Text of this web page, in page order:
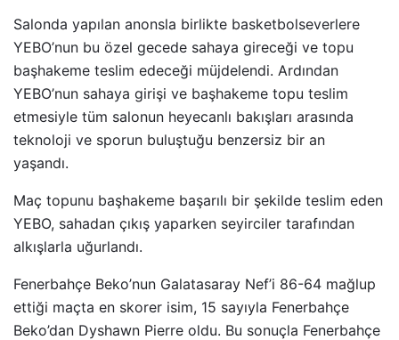
Salonda yapılan anonsla birlikte basketbolseverlere
YEBO’nun bu özel gecede sahaya gireceği ve topu
başhakeme teslim edeceği müjdelendi. Ardından
YEBO’nun sahaya girişi ve başhakeme topu teslim
etmesiyle tüm salonun heyecanlı bakışları arasında
teknoloji ve sporun buluştuğu benzersiz bir an
yaşandı.
Maç topunu başhakeme başarılı bir şekilde teslim eden
YEBO, sahadan çıkış yaparken seyirciler tarafından
alkışlarla uğurlandı.
Fenerbahçe Beko’nun Galatasaray Nef’i 86-64 mağlup
ettiği maçta en skorer isim, 15 sayıyla Fenerbahçe
Beko’dan Dyshawn Pierre oldu. Bu sonuçla Fenerbahçe